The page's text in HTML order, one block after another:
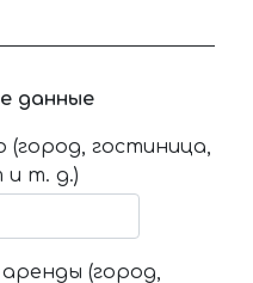
данные
(город, гостиница,
т. д.)
(город,